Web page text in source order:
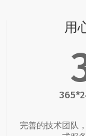
用
完善的技术团队